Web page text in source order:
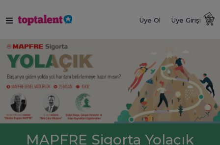
Üye Ol Üye Girişi
MAPFRE Sigorta Yolaçık